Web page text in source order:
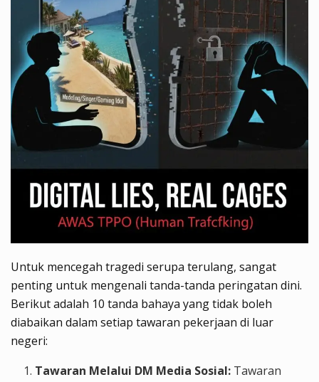
Untuk mencegah tragedi serupa terulang, sangat
penting untuk mengenali tanda-tanda peringatan dini.
Berikut adalah 10 tanda bahaya yang tidak boleh
diabaikan dalam setiap tawaran pekerjaan di luar
negeri:
Tawaran Melalui DM Media Sosial: Tawaran